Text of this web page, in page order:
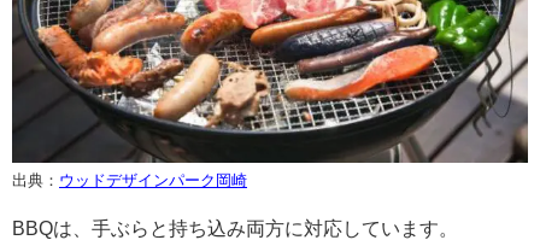
出典： ウッドデザインパーク岡崎
BBQは、手ぶらと持ち込み両方に対応しています。